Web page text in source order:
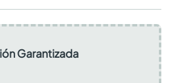
Garantizada